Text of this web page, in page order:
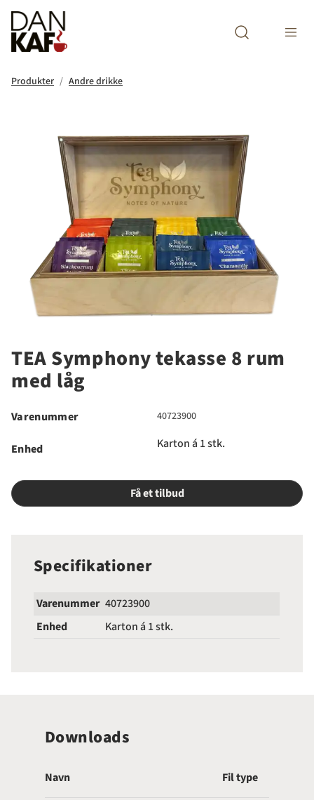
Produkter Andre drikke
TEA Symphony tekasse 8 rum
med låg
Varenummer 40723900
Enhed Karton á 1 stk.
Få et tilbud
Specifikationer
Varenummer 40723900
Enhed
Karton á 1 stk.
Downloads
Navn Fil type